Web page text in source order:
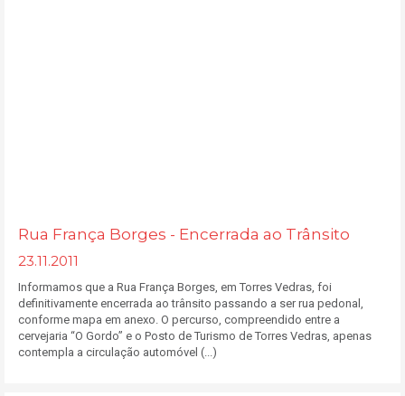
Rua França Borges - Encerrada ao Trânsito
23.11.2011
Informamos que a Rua França Borges, em Torres Vedras, foi
definitivamente encerrada ao trânsito passando a ser rua pedonal,
conforme mapa em anexo. O percurso, compreendido entre a
cervejaria “O Gordo” e o Posto de Turismo de Torres Vedras, apenas
contempla a circulação automóvel (...)